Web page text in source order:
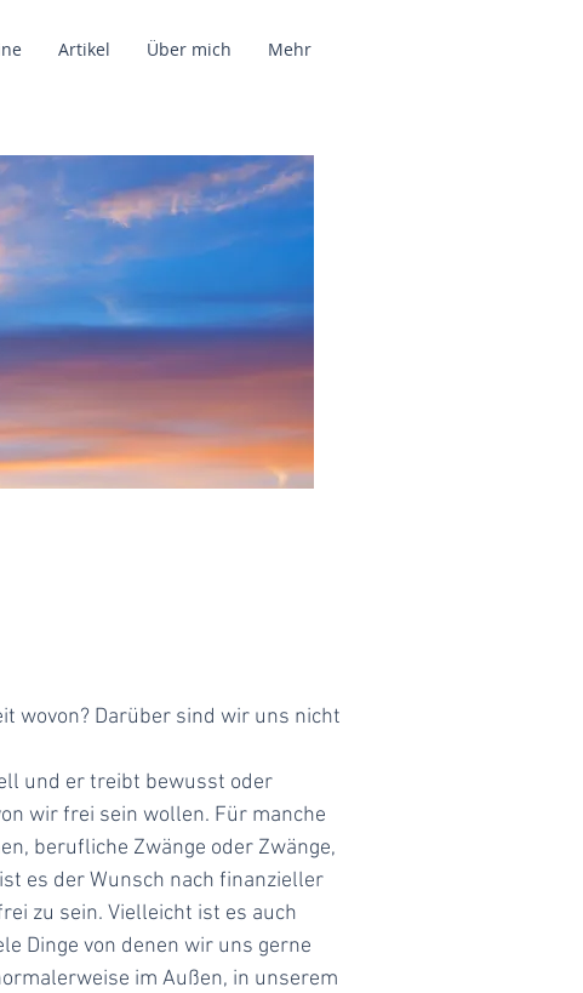
Artikel Über mich Mehr
wovon? Darüber sind wir uns nicht
und er treibt bewusst oder
wir frei sein wollen. Für manche
berufliche Zwänge oder Zwänge,
es der Wunsch nach finanzieller
zu sein. Vielleicht ist es auch
Dinge von denen wir uns gerne
im Außen, in unserem